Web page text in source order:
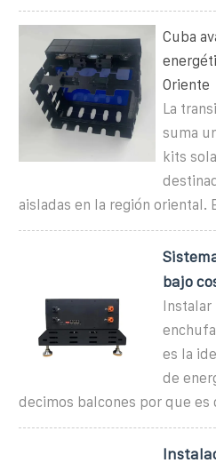
Cuba
Oriente
La
suma
kits
aisladas en la región oriental.
bajo
es la
de
decimos balcones por que